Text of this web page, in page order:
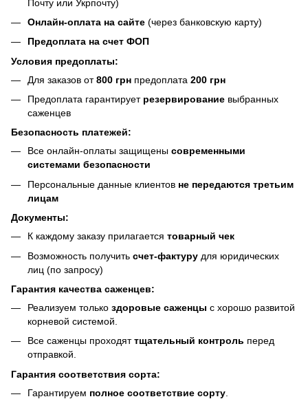
Почту или Укрпочту)
Онлайн-оплата на сайте (через банковскую карту)
Предоплата на счет ФОП
Условия предоплаты:
Для заказов от800 грн предоплата 200 грн
Предоплата гарантирует резервирование выбранных
саженцев
Безопасность платежей:
Все онлайн-оплаты защищены современными
системами безопасности
Персональные данные клиентов не передаются третьим
лицам
Документы:
К каждому заказу прилагается товарный чек
Возможность получить счет-фактуру для юридических
лиц (по запросу)
Гарантия качества саженцев:
Реализуем только здоровые саженцы с хорошо развитой
корневой системой.
Все саженцы проходяттщательный контроль перед
отправкой.
Гарантия соответствия сорта:
Гарантируем полное соответствие сорту